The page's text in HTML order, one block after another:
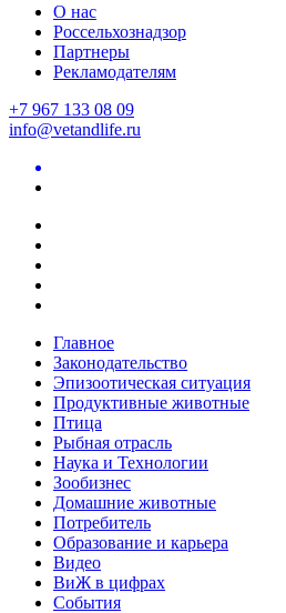
О нас
Россельхознадзор
Партнеры
Рекламодателям
+7 967 133 08 09
info@vetandlife.ru
Главное
Законодательство
Эпизоотическая ситуация
Продуктивные животные
Птица
Рыбная отрасль
Наука и Технологии
Зообизнес
Домашние животные
Потребитель
Образование и карьера
Видео
ВиЖ в цифрах
События